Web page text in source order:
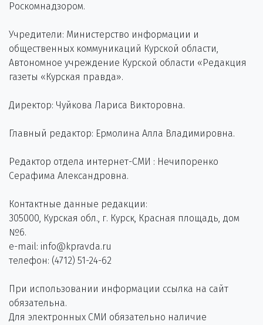
Роскомнадзором.
Учредители: Министерство информации и
общественных коммуникаций Курской области,
Автономное учреждение Курской области «Редакция
газеты «Курская правда».
Директор: Чуйкова Лариса Викторовна.
Главный редактор: Ермолина Алла Владимировна.
Редактор отдела интернет-СМИ : Нечипоренко
Серафима Александровна.
Контактные данные редакции:
305000, Курская обл., г. Курск, Красная площадь, дом
№6.
e-mail: info@kpravda.ru
телефон: (4712) 51-24-62
При использовании информации ссылка на сайт
обязательна.
Для электронных СМИ обязательно наличие